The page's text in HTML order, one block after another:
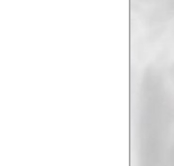
問に売れっ子現役バイヤーが